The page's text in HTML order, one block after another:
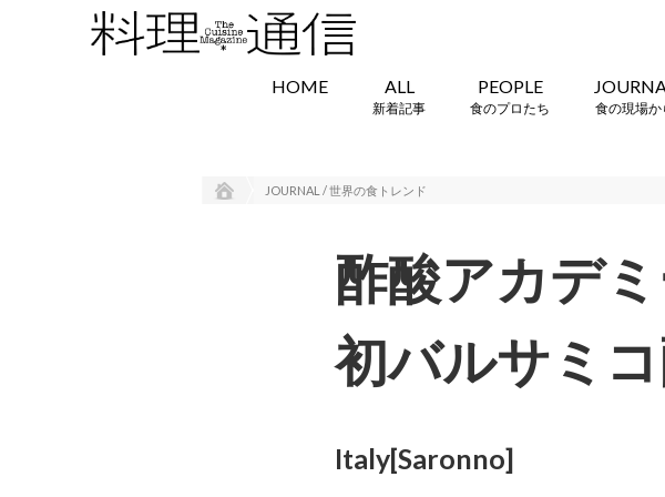
HOME ALL
新着記事
PEOPLE
食のプロたち 食の現場か
JOURNAL / 世界の食トレンド
酢酸アカデ
初バルサミ
Italy[Saronno]